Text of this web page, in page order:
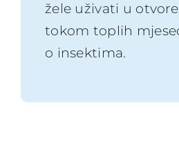
žele uživati u
tokom toplih
o insektima.